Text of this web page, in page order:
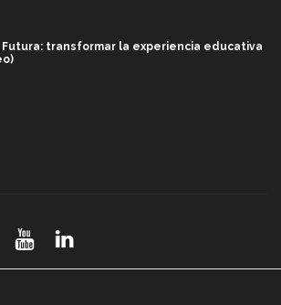
Futura: transformar la experiencia educativa
(video)